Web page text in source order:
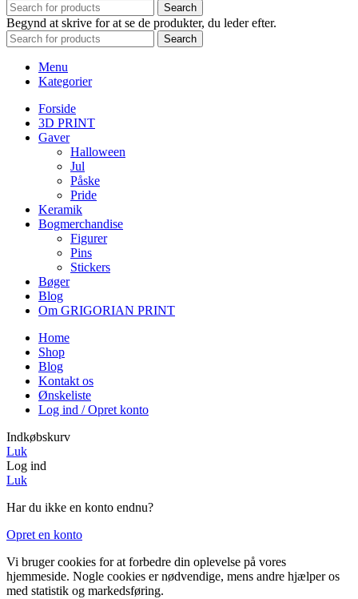
Search
Begynd at skrive for at se de produkter, du leder efter.
Search
Menu
Kategorier
Forside
3D PRINT
Gaver
Halloween
Jul
Påske
Pride
Keramik
Bogmerchandise
Figurer
Pins
Stickers
Bøger
Blog
Om GRIGORIAN PRINT
Home
Shop
Blog
Kontakt os
Ønskeliste
Log ind / Opret konto
Indkøbskurv
Luk
Log ind
Luk
Har du ikke en konto endnu?
Opret en konto
Vi bruger cookies for at forbedre din oplevelse på vores
hjemmeside. Nogle cookies er nødvendige, mens andre hjælper os
med statistik og markedsføring.